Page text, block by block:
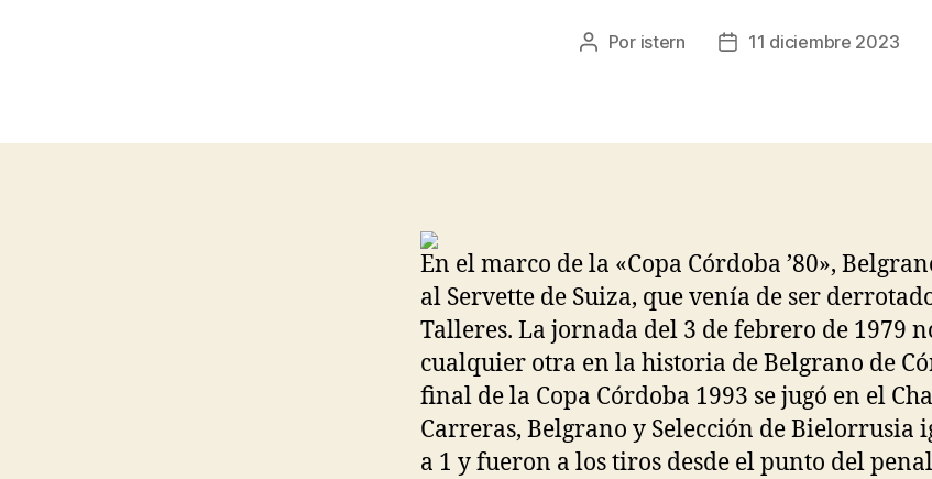
Autor
Por istern
Fecha11 diciembre 2023
En el marco de la «Copa Córdoba ’80»,
al Servette de Suiza, que venía de ser
Talleres. La jornada del 3 de febrero de 1979
cualquier otra en la historia de Belgrano de
final de la Copa Córdoba 1993 se jugó en el
Carreras, Belgrano y Selección de Bielorrusia
a 1 y fueron a los tiros desde el punto del